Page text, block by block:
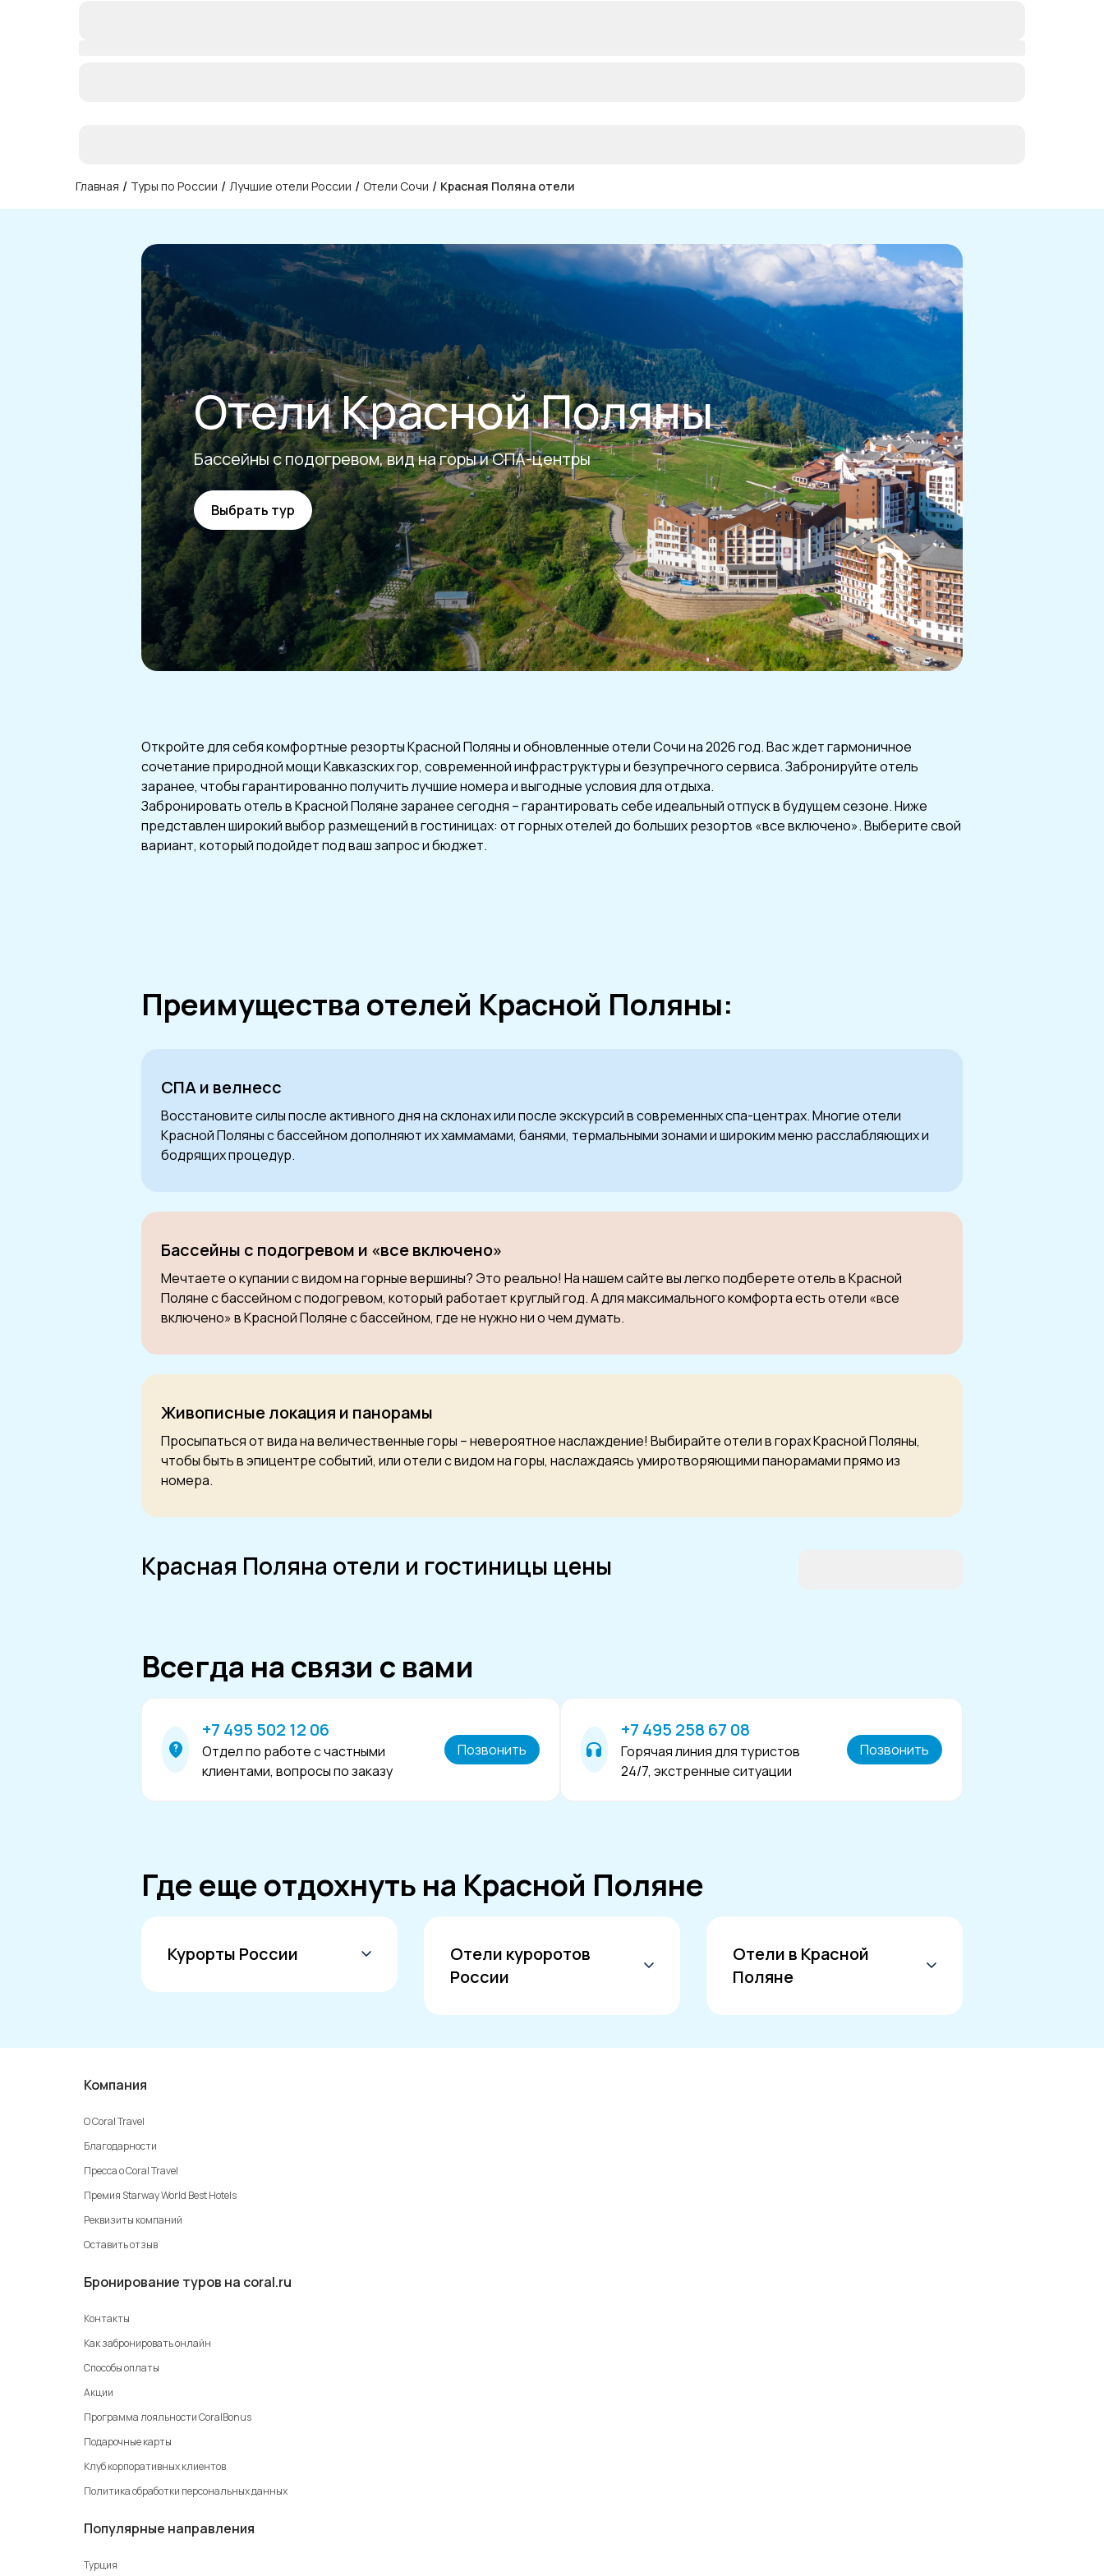
Главная / Туры по России / Лучшие отели России / Отели Сочи / Красная Поляна отели
Отели Красной Поляны
Бассейны с подогревом, вид на горы и СПА-центры
Выбрать тур
Откройте для себя комфортные резорты Красной Поляны и обновленные отели Сочи на 2026 год. Вас ждет гармоничное
сочетание природной мощи Кавказских гор, современной инфраструктуры и безупречного сервиса. Забронируйте отель
заранее, чтобы гарантированно получить лучшие номера и выгодные условия для отдыха.
Забронировать отель в Красной Поляне заранее сегодня – гарантировать себе идеальный отпуск в будущем сезоне. Ниже
представлен широкий выбор размещений в гостиницах: от горных отелей до больших резортов «все включено». Выберите свой
вариант, который подойдет под ваш запрос и бюджет.
Преимущества отелей Красной Поляны:
СПА и велнесс
Восстановите силы после активного дня на склонах или после экскурсий в современных спа-центрах. Многие отели
Красной Поляны с бассейном дополняют их хаммамами, банями, термальными зонами и широким меню расслабляющих и
бодрящих процедур.
Бассейны с подогревом и «все включено»
Мечтаете о купании с видом на горные вершины? Это реально! На нашем сайте вы легко подберете отель в Красной
Поляне с бассейном с подогревом, который работает круглый год. А для максимального комфорта есть отели «все
включено» в Красной Поляне с бассейном, где не нужно ни о чем думать.
Живописные локация и панорамы
Просыпаться от вида на величественные горы – невероятное наслаждение! Выбирайте отели в горах Красной Поляны,
чтобы быть в эпицентре событий, или отели с видом на горы, наслаждаясь умиротворяющими панорамами прямо из
номера.
Красная Поляна отели и гостиницы цены
Всегда на связи с вами
+7 495 502 12 06
Отдел по работе с частными
клиентами, вопросы по заказу
Позвонить
+7 495 258 67 08
Горячая линия для туристов
24/7, экстренные ситуации
Позвонить
Где еще отдохнуть на Красной Поляне
Курорты России
Кавказские Минеральные Воды
Ессентуки
Железноводск
Пятигорск
туры по России
Отели куроротов
России
санатории Кисловодска
Отели в Красной
Поляне
Красная Поляна отели с
Компания
О Coral Travel
Благодарности
Пресса о Coral Travel
Премия Starway World Best Hotels
Реквизиты компаний
Оставить отзыв
Бронирование туров на coral.ru
Контакты
Как забронировать онлайн
Способы оплаты
Акции
Программа лояльности CoralBonus
Подарочные карты
Клуб корпоративных клиентов
Политика обработки персональных данных
Популярные направления
Турция